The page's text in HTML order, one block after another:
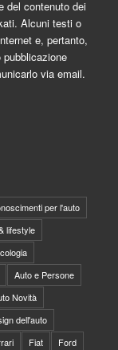
del contenuto dei
Alcuni testi o
e, pertanto,
via email.
per l'auto
lifestyle
Auto e Persone
Novità
dell'auto
Fiat
Ford